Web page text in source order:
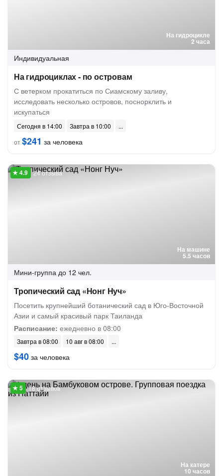
На гидроцикле
2 часа
Индивидуальная
На гидроциклах - по островам
С ветерком прокатиться по Сиамскому заливу,
исследовать несколько островов, поснорклить и
искупаться
Сегодня в 14:00
Завтра в 10:00
от$241 за человека
На машине
5.5 часов
24 отзыва
Мини-группа до 12 чел.
Тропический сад «Нонг Нуч»
Посетить крупнейший ботанический сад в Юго-Восточной
Азии и самый красивый парк Таиланда
Расписание: ежедневно в 08:00
Завтра в 08:00 10 авг в 08:00
$40 за человека
На катере
10 часов
18 отзывов